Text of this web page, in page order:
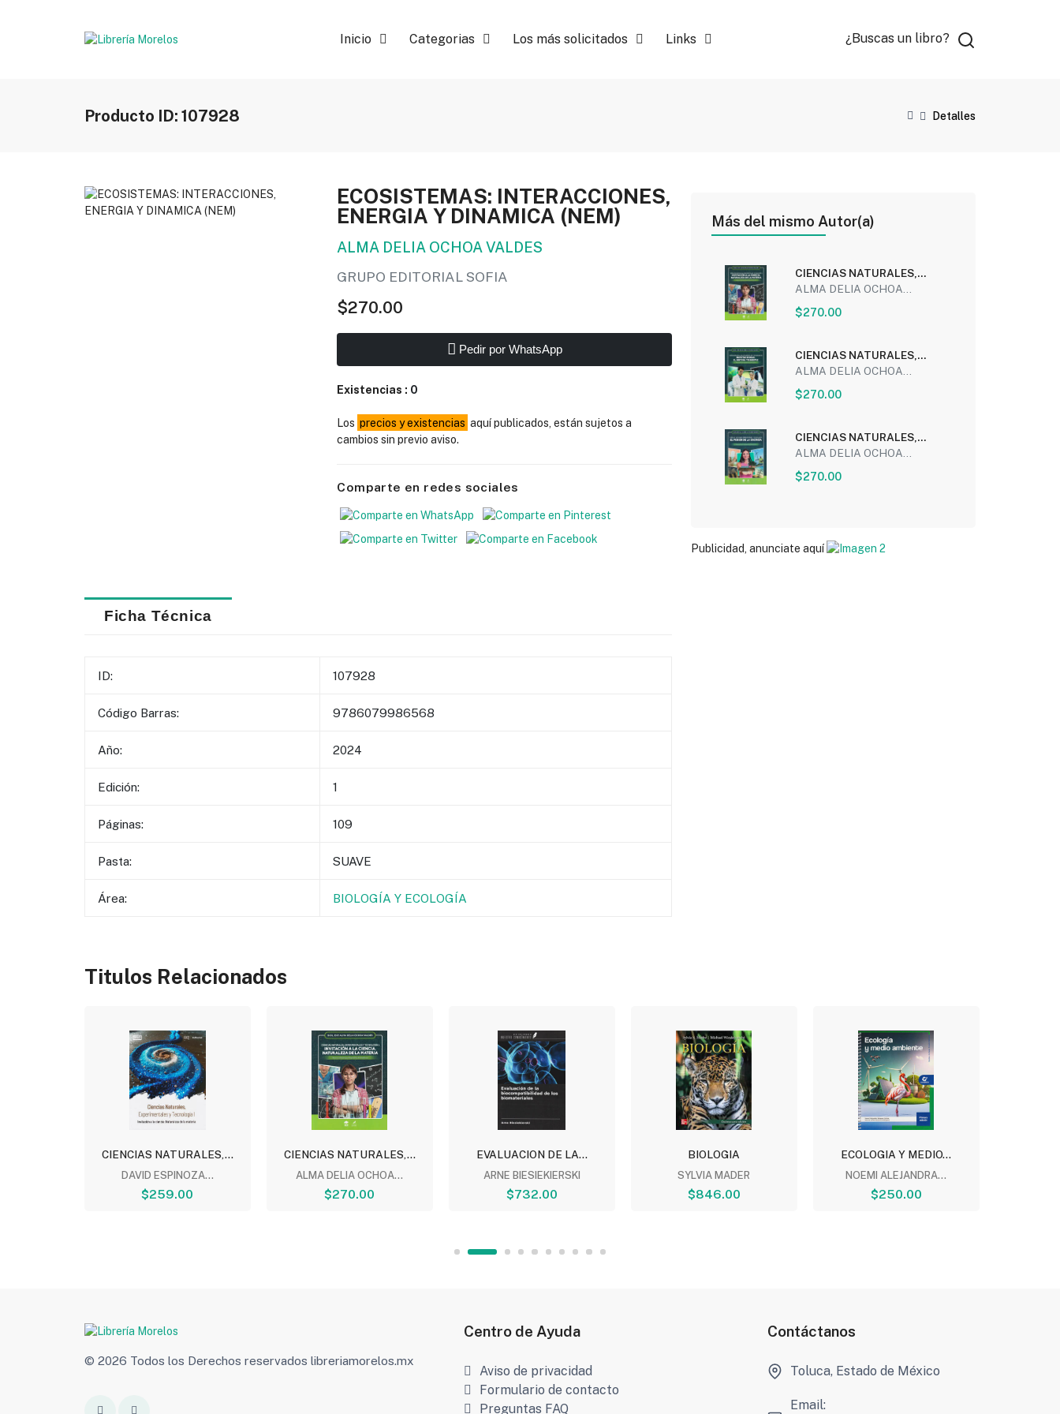
Inicio Categorias Los más solicitados Links ¿Buscas un libro?
Producto ID: 107928 Detalles
ECOSISTEMAS: INTERACCIONES,
ENERGIA Y DINAMICA (NEM)
ALMA DELIA OCHOA VALDES
GRUPO EDITORIAL SOFIA
$270.00
Pedir por WhatsApp
Existencias : 0
Los precios y existencias aquí publicados, están sujetos a
cambios sin previo aviso.
Comparte en redes sociales
Ficha Técnica
ID: 107928
Código Barras: 9786079986568
Año: 2024
Edición: 1
Páginas: 109
Pasta: SUAVE
Área: BIOLOGÍA Y ECOLOGÍA
Más del mismo Autor(a)
CIENCIAS NATURALES,
EXPERIMENTALES Y
ALMA DELIA OCHOA...
$270.00
CIENCIAS NATURALES,
EXPERIMENTALES Y
ALMA DELIA OCHOA...
$270.00
CIENCIAS NATURALES,
EXPERIMENTALES Y
ALMA DELIA OCHOA...
$270.00
Publicidad, anunciate aquí
Titulos Relacionados
CIENCIAS NATURALES,...
DAVID ESPINOZA...
$259.00
CIENCIAS NATURALES,...
ALMA DELIA OCHOA...
$270.00
EVALUACION DE LA...
ARNE BIESIEKIERSKI
$732.00
BIOLOGIA
SYLVIA MADER
$846.00
ECOLOGIA Y MEDIO...
NOEMI ALEJANDRA...
$250.00
© 2026 Todos los Derechos reservados libreriamorelos.mx
Centro de Ayuda
Aviso de privacidad
Formulario de contacto
Preguntas FAQ
Contáctanos
Toluca, Estado de México
Email: